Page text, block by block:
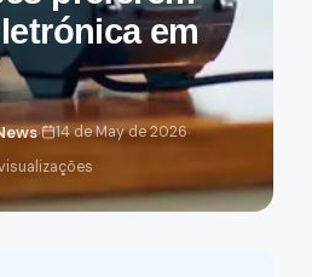
em
· 14 de May de 2026·